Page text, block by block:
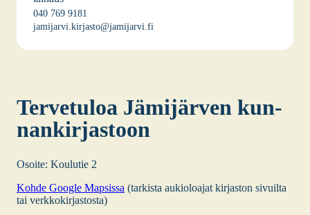
040 769 9181
jamijarvi.kirjasto@jamijarvi.fi
Ter­ve­tu­loa Jämi­jär­ven kun­
nan­kir­jas­toon
Osoi­te: Kou­lu­tie 2
Koh­de Google Map­sis­sa (tar­kis­ta aukio­loa­jat kir­jas­ton sivuil­ta
tai verk­ko­kir­jas­tos­ta)